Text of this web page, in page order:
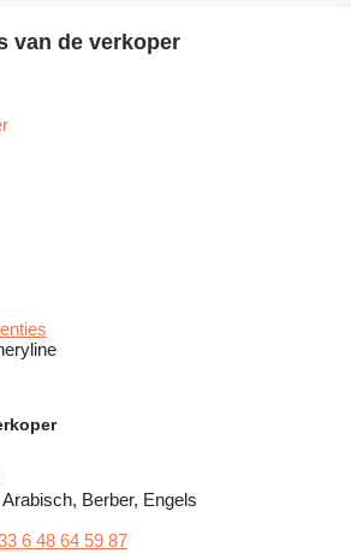
van de verkoper
Berber, Engels
6 48 64 59 87